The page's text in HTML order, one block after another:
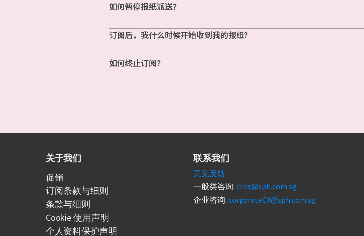
如何暂停报纸派送？
订阅后，我什么时候开始收到我的报纸？
如何终止订阅？
关于我们
促销
订阅条款与细则
条款与细则
Cookie 使用声明
个人资料保护声明
联系我们
意见反馈
一般类咨询: circs@sph.com.sg
企业咨询: corporateCX@sph.com.sg